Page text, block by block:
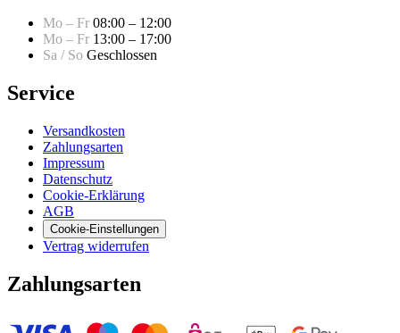
Mo – Fr 08:00 – 12:00
Mo – Fr 13:00 – 17:00
Sa / So Geschlossen
Service
Versandkosten
Zahlungsarten
Impressum
Datenschutz
Cookie-Erklärung
AGB
Cookie-Einstellungen
Vertrag widerrufen
Zahlungsarten